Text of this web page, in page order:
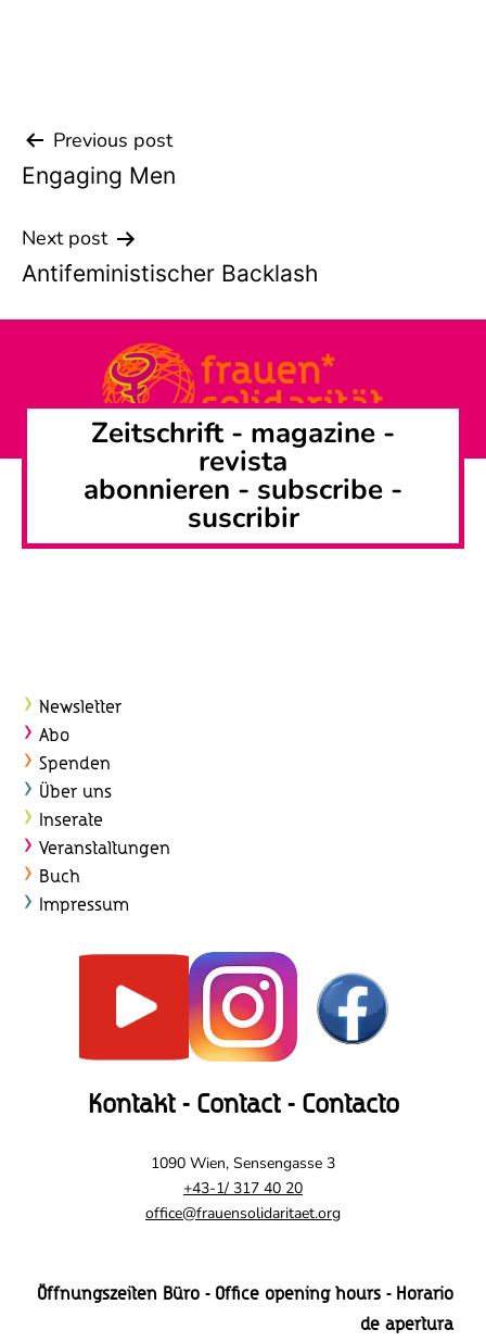
Beitrags-
Navigation
Previous post
Engaging Men
Next post
Antifeministischer Backlash
Zeitschrift - magazine -
revista
abonnieren - subscribe -
suscribir
Newsletter
Abo
Spenden
Über uns
Inserate
Veranstaltungen
Buch
Impressum
Kontakt - Contact - Contacto
1090 Wien, Sensengasse 3
+43-1/ 317 40 20
office@frauensolidaritaet.org
Öffnungszeiten Büro - Office opening hours - Horario
de apertura